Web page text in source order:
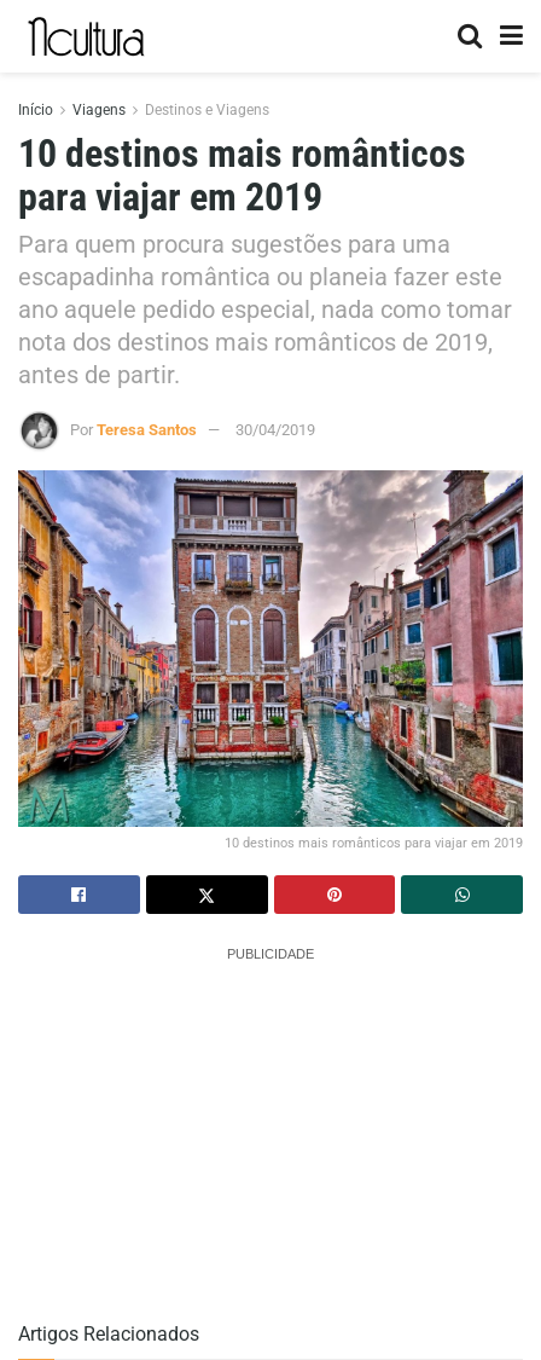
Início Viagens Destinos e Viagens
10 destinos mais românticos
para viajar em 2019
Para quem procura sugestões para uma
escapadinha romântica ou planeia fazer este
ano aquele pedido especial, nada como tomar
nota dos destinos mais românticos de 2019,
antes de partir.
Por Teresa Santos 30/04/2019
10 destinos mais românticos para viajar em 2019
PUBLICIDADE
Artigos Relacionados